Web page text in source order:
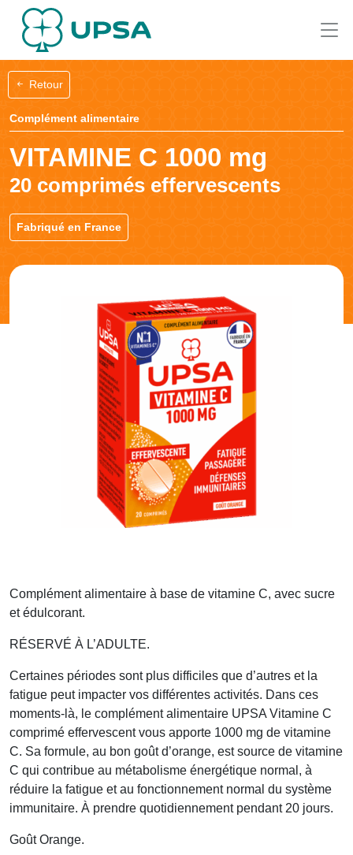
Retour
Complément alimentaire
VITAMINE C 1000 mg
20 comprimés effervescents
Fabriqué en France
Complément alimentaire à base de vitamine C, avec sucre
et édulcorant.
RÉSERVÉ À L’ADULTE.
Certaines périodes sont plus difficiles que d’autres et la
fatigue peut impacter vos différentes activités. Dans ces
moments-là, le complément alimentaire UPSA Vitamine C
comprimé effervescent vous apporte 1000 mg de vitamine
C. Sa formule, au bon goût d’orange, est source de vitamine
C qui contribue au métabolisme énergétique normal, à
réduire la fatigue et au fonctionnement normal du système
immunitaire. À prendre quotidiennement pendant 20 jours.
Goût Orange.